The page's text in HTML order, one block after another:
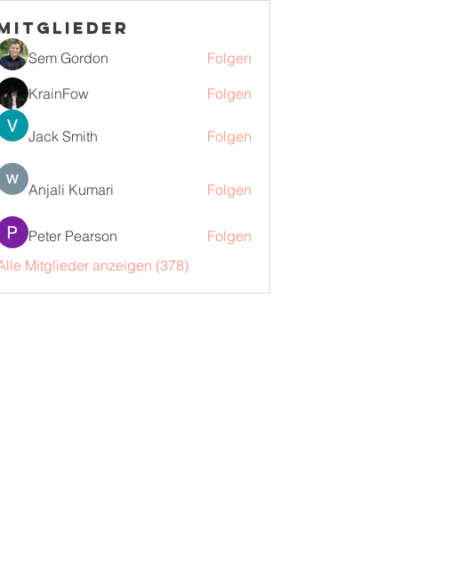
Sem Gordon
Folgen
KrainFow
Folgen
Jack Smith Folgen
Anjali Kumari Folgen
Peter Pearson
Folgen
Mitglieder anzeigen (378)